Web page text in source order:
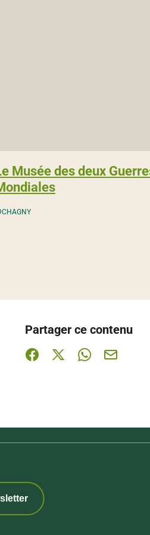
Musée des deux
CHAGNY
Partager ce contenu
Partager sur Facebook
Partager sur X /
Partager sur